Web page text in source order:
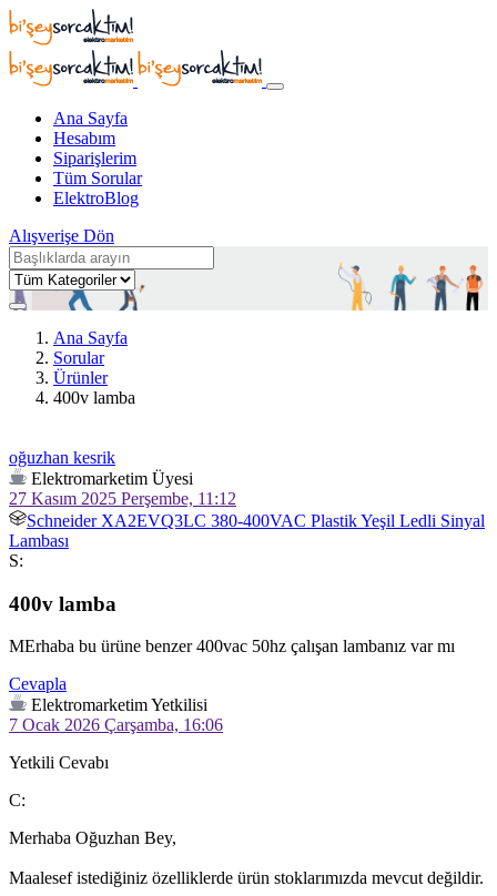
Ana Sayfa
Hesabım
Siparişlerim
Tüm Sorular
ElektroBlog
Alışverişe Dön
Ana Sayfa
Sorular
Ürünler
400v lamba
oğuzhan kesrik
Elektromarketim Üyesi
27 Kasım 2025 Perşembe, 11:12
Schneider XA2EVQ3LC 380-400VAC Plastik Yeşil Ledli Sinyal
Lambası
S:
400v lamba
Cevapla
Elektromarketim Yetkilisi
7 Ocak 2026 Çarşamba, 16:06
Yetkili Cevabı
C:
Merhaba Oğuzhan Bey,
Maalesef istediğiniz özelliklerde ürün stoklarımızda mevcut değildir.